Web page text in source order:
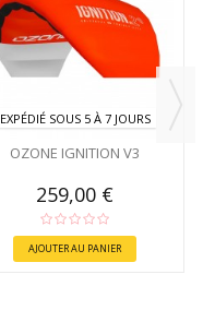
EXPÉDIÉ SOUS 5 À 7 JOURS
OZONE IGNITION V3
259,00 €
AJOUTER AU PANIER